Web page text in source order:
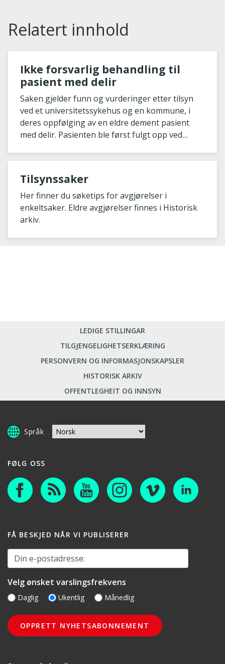
Relatert innhold
Ikke forsvarlig behandling til
pasient med delir
Saken gjelder funn og vurderinger etter tilsyn
ved et universitetssykehus og en kommune, i
deres oppfølging av en eldre dement pasient
med delir. Pasienten ble først fulgt opp ved
Tilsynssaker
Her finner du søketips for avgjørelser i
enkeltsaker. Eldre avgjørelser finnes i Historisk
arkiv.
LEDIGE STILLINGAR
TILGJENGELIGHETSERKLÆRING
PERSONVERN OG INFORMASJONSKAPSLER
HISTORISK ARKIV
OFFENTLEGHEIT OG INNSYN
Språk
FØLG OSS
FÅ BESKJED NÅR VI PUBLISERER
Din e-postadresse:
Velg ønsket varslingsfrekvens
Daglig Ukentlig Månedlig